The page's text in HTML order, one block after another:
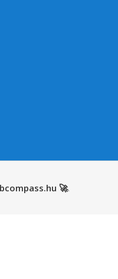
🚀.